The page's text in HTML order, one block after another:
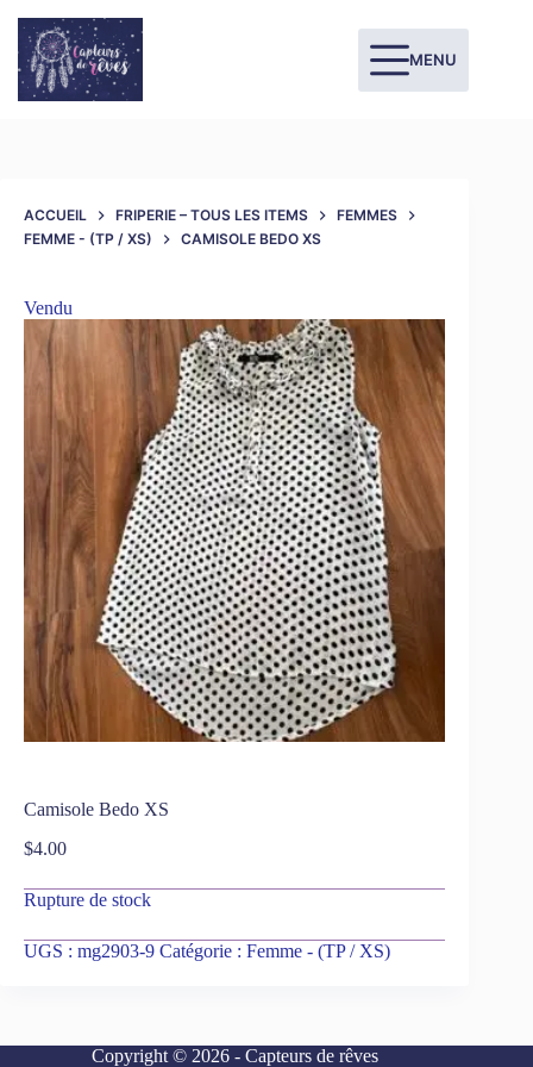
MENU
ACCUEIL FRIPERIE – TOUS LES ITEMS
FEMMES
FEMME - (TP / XS)
CAMISOLE BEDO XS
Vendu
Camisole Bedo XS
$4.00
Rupture de stock
UGS : mg2903-9 Catégorie : Femme - (TP / XS)
Copyright © 2026 - Capteurs de rêves